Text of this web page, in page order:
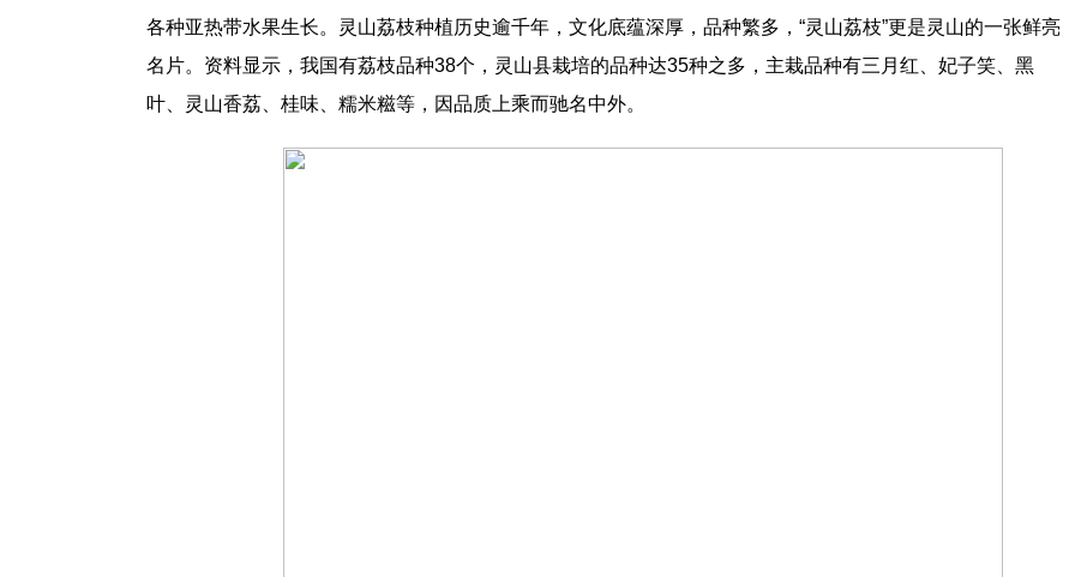
各种亚热带水果生长。灵山荔枝种植历史逾千年，文化底蕴深厚，品种繁多，“灵山荔枝”更是灵山的一张鲜亮
名片。资料显示，我国有荔枝品种38个，灵山县栽培的品种达35种之多，主栽品种有三月红、妃子笑、黑
叶、灵山香荔、桂味、糯米糍等，因品质上乘而驰名中外。